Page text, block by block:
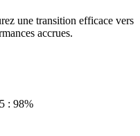
une transition efficace vers
accrues.
: 98%